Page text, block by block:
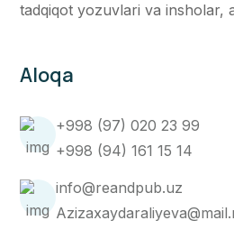
tadqiqot yozuvlari va insholar,
Aloqa
+998 (97) 020 23 99
+998 (94) 161 15 14
info@reandpub.uz